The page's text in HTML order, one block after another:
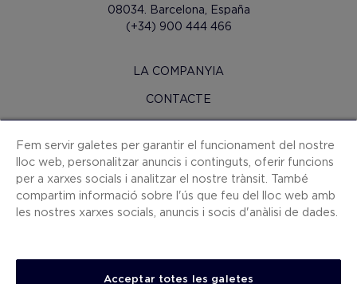
08034. Barcelona, España
(+34) 900 444 466
LA COMPANYIA
CONTACTE
SALA DE PREMSA
MAPA WEB
CONDICIONS CONTRACTACIÓ
Fem servir galetes per garantir el funcionament del nostre
lloc web, personalitzar anuncis i continguts, oferir funcions
per a xarxes socials i analitzar el nostre trànsit. També
compartim informació sobre l'ús que feu del lloc web amb
les nostres xarxes socials, anuncis i socis d'anàlisi de dades.
Acceptar totes les galetes